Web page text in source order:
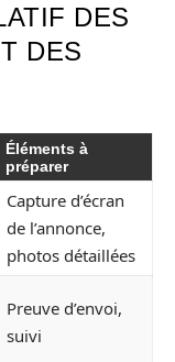
DES
DES
Éléments à
préparer
Capture d’écran
de l’annonce,
photos détaillées
Preuve d’envoi,
suivi